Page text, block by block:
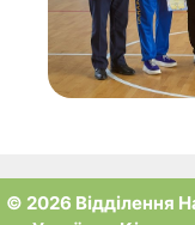
© 2026 Відділення